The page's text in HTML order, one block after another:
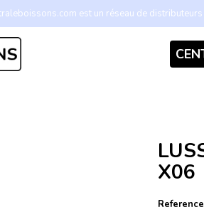
est un réseau de
X06